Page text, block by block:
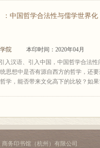
：中国哲学合法性与儒学世界化
院
本印时间：2020年04月
入汉语、引入中国，中国哲学合法
思想中是否有源自西方的哲学，还
学，能否带来文化高下的比较？如
商务印书馆（杭州）有限公司